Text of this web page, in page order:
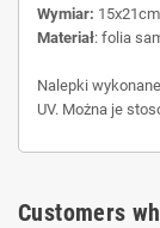
Wymiar: 15x21cm
Materiał: folia
Nalepki
UV. Można je
Customers